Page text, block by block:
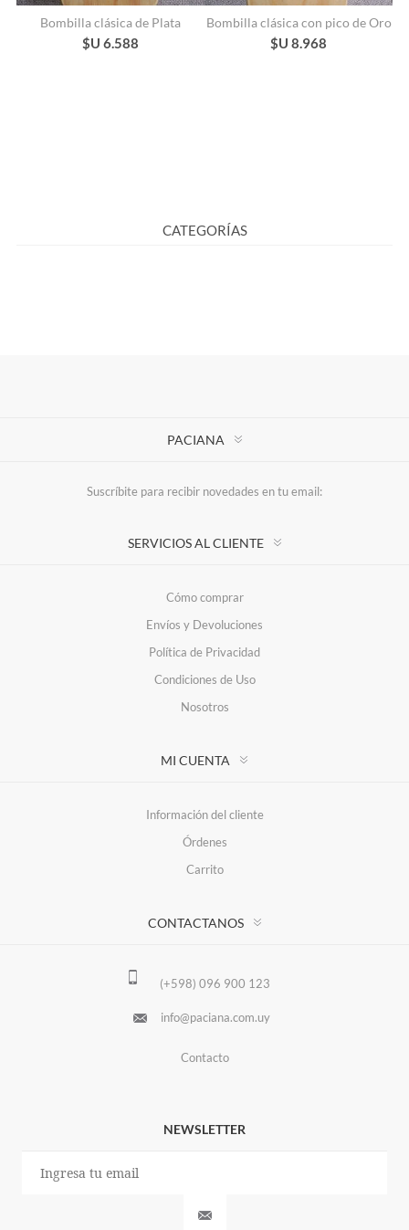
Bombilla clásica de Plata
$U 6.588
Bombilla clásica con pico de Oro
$U 8.968
CATEGORÍAS
PACIANA
Suscríbite para recibir novedades en tu email:
SERVICIOS AL CLIENTE
Cómo comprar
Envíos y Devoluciones
Política de Privacidad
Condiciones de Uso
Nosotros
MI CUENTA
Información del cliente
Órdenes
Carrito
CONTACTANOS
(+598) 096 900 123
info@paciana.com.uy
Contacto
NEWSLETTER